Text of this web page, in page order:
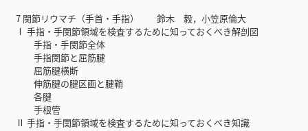
7 関節リウマチ（手首・手指） 鈴木 毅，小笠原倫大
Ⅰ 手指・手関節領域を検査するために知っておくべき解剖図
手指・手関節全体
手指関節と屈筋腱
屈筋腱横断
伸筋腱の腱区画と腱鞘
各腱
手根管
Ⅱ 手指・手関節領域を検査するために知っておくべき知識